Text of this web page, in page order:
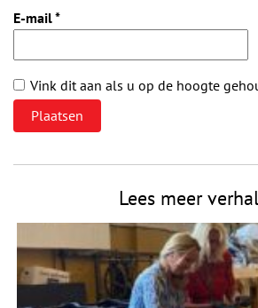
E-mail*
Vink dit aan als u op de hoogte
Lees meer